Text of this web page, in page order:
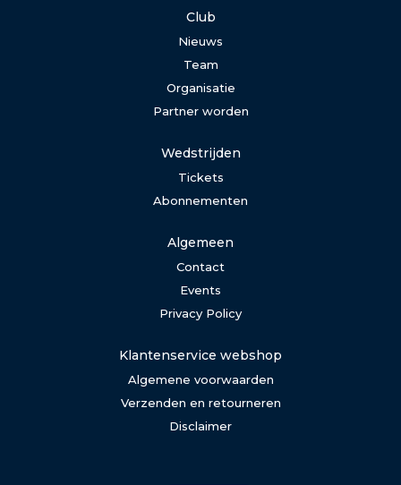
Club
Nieuws
Team
Organisatie
Partner worden
Wedstrijden
Tickets
Abonnementen
Algemeen
Contact
Events
Privacy Policy
Klantenservice webshop
Algemene voorwaarden
Verzenden en retourneren
Disclaimer